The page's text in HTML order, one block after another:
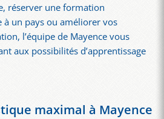
réserver une formation
un pays ou améliorer vos
l’équipe de Mayence vous
aux possibilités d’apprentissage
maximal à Mayence